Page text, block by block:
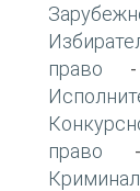
право
право